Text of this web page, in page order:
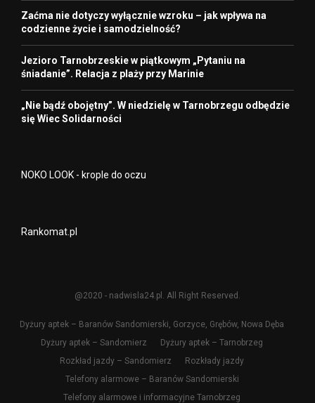
Zaćma nie dotyczy wyłącznie wzroku – jak wpływa na
codzienne życie i samodzielność?
Jezioro Tarnobrzeskie w piątkowym „Pytaniu na
śniadanie”. Relacja z plaży przy Marinie
„Nie bądź obojętny”. W niedzielę w Tarnobrzegu odbędzie
się Wiec Solidarności
NOKO LOOK - krople do oczu
Rankomat.pl
@2020 - nadwisla24.pl. All Right Reserved.
Dyżury aptek – Baranów Sandomierski, Gorzyce, Grębów, Nowa Dęba
Dyżury aptek – Sandomierz
Dyżury aptek – Tarnobrzeg
Rozkład jazdy – Sandomierz
Rozkłady jazdy
Telefony alarmowe – Baranów Sandomierski
Telefony alarmowe i informacyjne Tarnobrzeg